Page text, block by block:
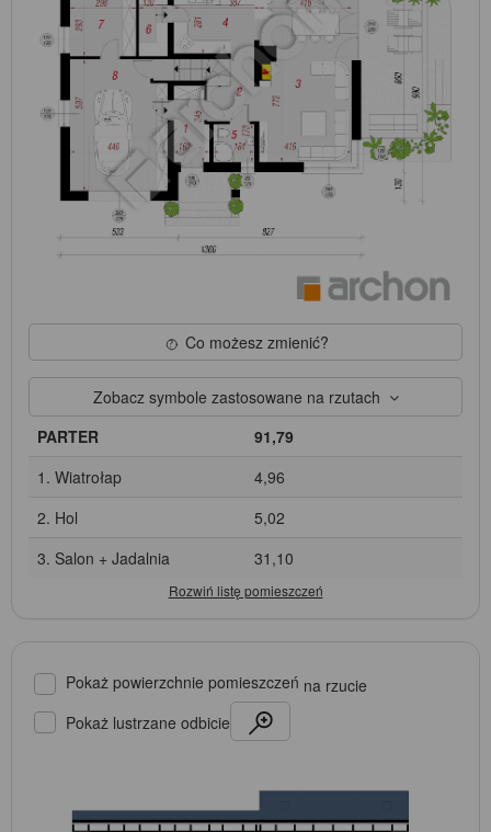
Co możesz zmienić?
Zobacz symbole zastosowane na rzutach
PARTER
91,79
1. Wiatrołap
4,96
2. Hol
5,02
3. Salon + Jadalnia
31,10
Pokaż powierzchnie pomieszczeń na rzucie
Pokaż lustrzane odbicie